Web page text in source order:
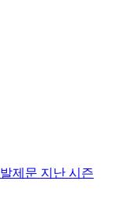
발제문 지난 시즌